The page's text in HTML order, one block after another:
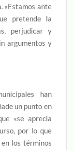
«Estamos ante
pretende la
perjudicar y
argumentos y
han
un punto en
«se aprecia
por lo que
los términos